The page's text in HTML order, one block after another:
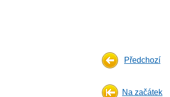
Předchozí
Na začátek